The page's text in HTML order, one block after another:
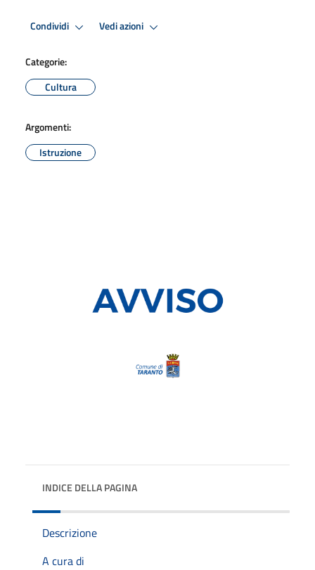
Condividi Vedi azioni
Categorie:
Cultura
Argomenti:
Istruzione
INDICE DELLA PAGINA
Descrizione
A cura di